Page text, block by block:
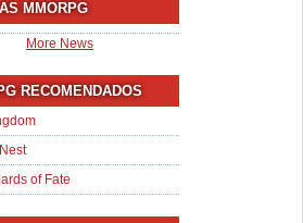
MMORPG
More News
RECOMENDADOS
of Fate